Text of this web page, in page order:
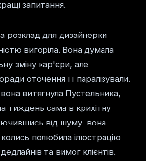
запитання.
розклад для дизайнерки
вигоріла. Вона думала
зміну кар'єри, але
оточення її паралізували.
вона витягнула Пустельника,
тиждень сама в крихітну
від шуму, вона
полюбила ілюстрацію
та вимог клієнтів.